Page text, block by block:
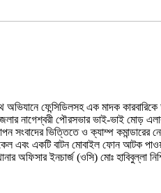
অভিযানে ফেন্সিডিলসহ এক মাদক
নাগেশ্বরী পৌরসভার ভাই-ভাই মোড়
সংবাদের ভিত্তিতে ও ক্যাম্প
এবং একটি বাটন মোবাইল ফোন আটক
অফিসার ইনচার্জ (ওসি) মোঃ